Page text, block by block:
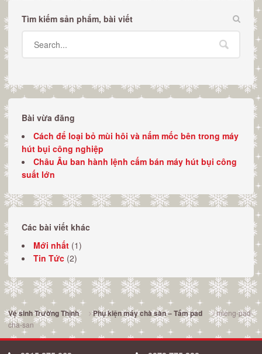
Tìm kiếm sản phẩm, bài viết
Bài vừa đăng
Cách để loại bỏ mùi hôi và nấm mốc bên trong máy
hút bụi công nghiệp
Châu Âu ban hành lệnh cấm bán máy hút bụi công
suất lớn
Các bài viết khác
Mới nhất(1)
Tin Tức(2)
Vệ sinh Trường Thịnh Phụ kiện máy chà sàn – Tấm pad
mieng-pad-
cha-san